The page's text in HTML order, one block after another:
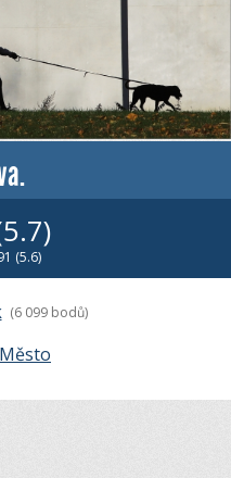
starém webu?
(5.6)
(6 099 bodů)
Město